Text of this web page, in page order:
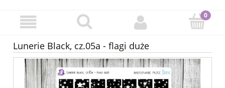
Lunerie Black, cz.05a - flagi duże